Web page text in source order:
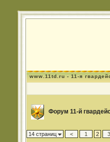
www.11td.ru - 11-я
Форум 11-й
14 страниц < 1 2 3